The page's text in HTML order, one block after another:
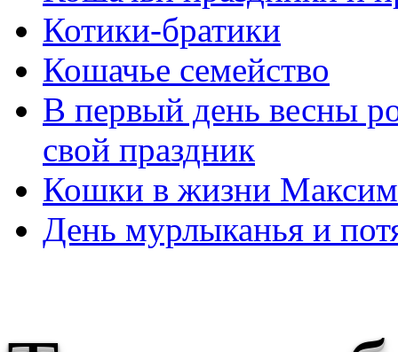
Котики-братики
Кошачье семейство
В первый день весны
свой праздник
Кошки в жизни
День мурлыканья и